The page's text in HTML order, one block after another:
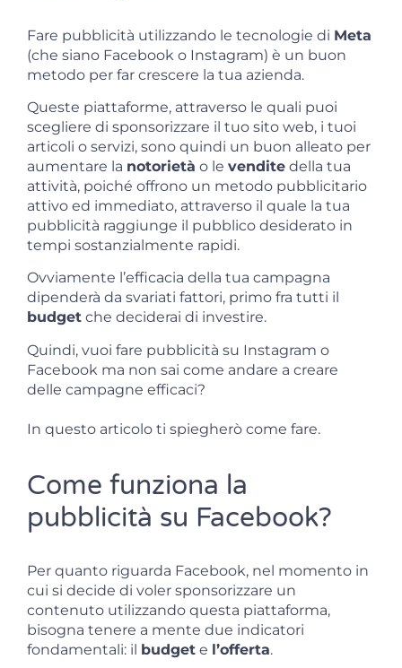
Fare pubblicità utilizzando le tecnologie di Meta
(che siano Facebook o Instagram) è un buon
metodo per far crescere la tua azienda.
Queste piattaforme, attraverso le quali puoi
scegliere di sponsorizzare il tuo sito web, i tuoi
articoli o servizi, sono quindi un buon alleato per
aumentare la notorietà o le vendite della tua
attività, poiché offrono un metodo pubblicitario
attivo ed immediato, attraverso il quale la tua
pubblicità raggiunge il pubblico desiderato in
tempi sostanzialmente rapidi.
Ovviamente l’efficacia della tua campagna
dipenderà da svariati fattori, primo fra tutti il
budget che deciderai di investire.
Quindi, vuoi fare pubblicità su Instagram o
Facebook ma non sai come andare a creare
delle campagne efficaci?
In questo articolo ti spiegherò come fare.
Come funziona la
pubblicità su Facebook?
Per quanto riguarda Facebook, nel momento in
cui si decide di voler sponsorizzare un
contenuto utilizzando questa piattaforma,
bisogna tenere a mente due indicatori
fondamentali: il budget e l’offerta.